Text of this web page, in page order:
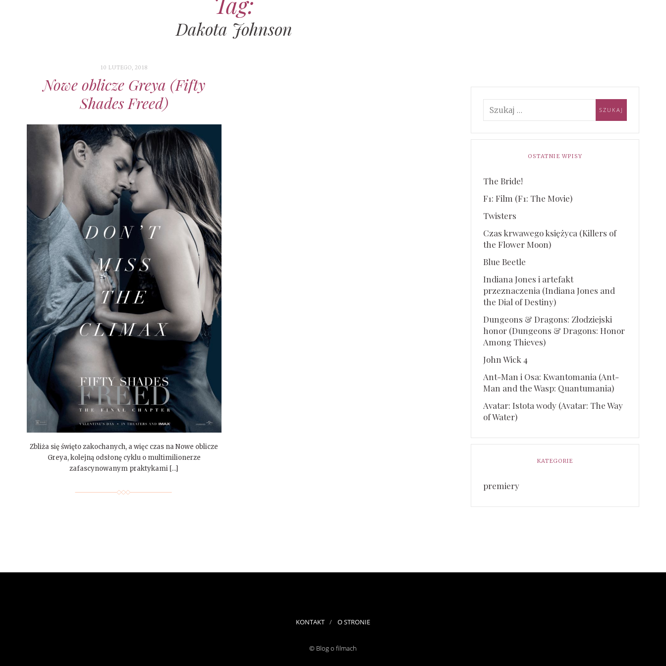
Dakota Johnson
10 LUTEGO, 2018
Nowe oblicze Greya (Fifty
Shades Freed)
Zbliża się święto zakochanych, a więc czas na Nowe oblicze
Greya, kolejną odsłonę cyklu o multimilionerze
zafascynowanym praktykami […]
OSTATNIE WPISY
The Bride!
F1: Film (F1: The Movie)
Twisters
Czas krwawego księżyca (Killers of
the Flower Moon)
Blue Beetle
Indiana Jones i artefakt
przeznaczenia (Indiana Jones and
the Dial of Destiny)
Dungeons & Dragons: Złodziejski
honor (Dungeons & Dragons: Honor
Among Thieves)
John Wick 4
Ant-Man i Osa: Kwantomania (Ant-
Man and the Wasp: Quantumania)
Avatar: Istota wody (Avatar: The Way
of Water)
KATEGORIE
premiery
KONTAKT O STRONIE
© Blog o filmach